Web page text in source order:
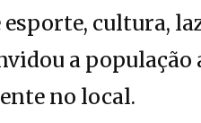
cultura,
a
no local.